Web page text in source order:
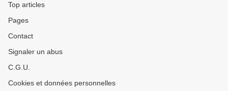
Top articles
Pages
Contact
Signaler un abus
C.G.U.
Cookies et données personnelles